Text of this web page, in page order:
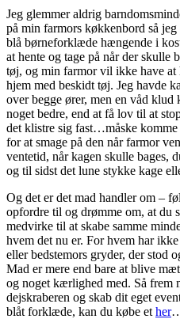
Jeg glemmer aldrig
på min farmors køkkenbord så
blå børneforklæde hængende i
at hente og tage på når der skulle
tøj, og min farmor vil ikke have at
hjem med beskidt tøj. Jeg havde
over begge ører, men en våd
noget bedre, end at få lov til at
det klistre sig fast…måske
for at smage på den når farmor
ventetid, når kagen skulle bages,
og til sidst det lune stykke kage
Og det er det mad handler om –
opfordre til og drømme om, at du
medvirke til at skabe samme
hvem det nu er. For hvem har
eller bedstemors gryder, der stod
Mad er mere end bare at blive
og noget kærlighed med. Så frem
dejskraberen og skab dit eget
blåt forklæde, kan du købe et her